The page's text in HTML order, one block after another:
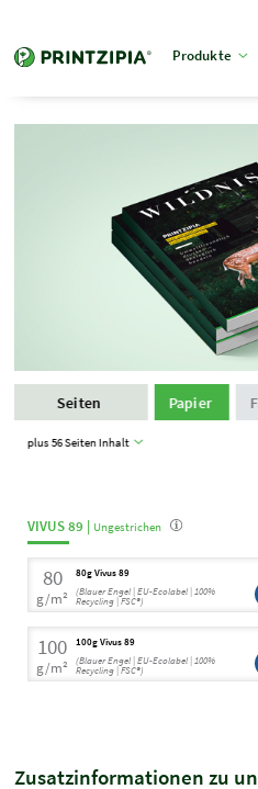
Produkte
Seiten
plus 56 Seiten Inhalt
Papier
VIVUS 89 | Ungestrichen
80
g/m²
80g Vivus 89
(Blauer Engel | EU-Ecolabel | 100%
Recycling | FSC®)
100
g/m²
100g Vivus 89
(Blauer Engel | EU-Ecolabel | 100%
Recycling | FSC®)
Zusatzinformationen zu